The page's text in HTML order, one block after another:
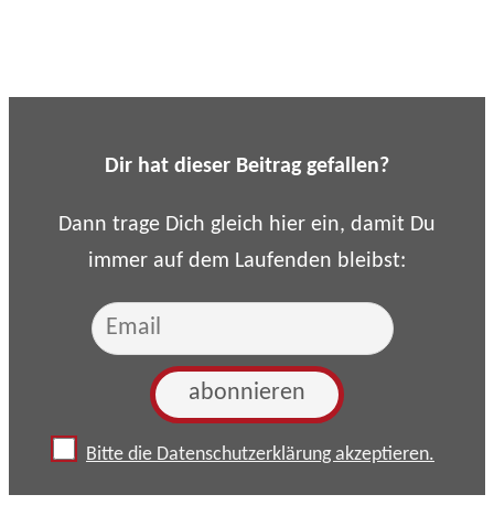
Dir hat dieser Beitrag gefallen?
Dann trage Dich gleich hier ein, damit Du
immer auf dem Laufenden bleibst:
Bitte die Datenschutzerklärung akzeptieren.